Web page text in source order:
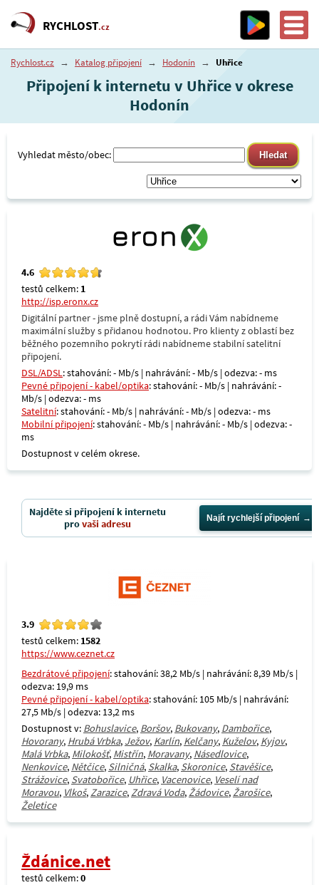
RYCHLOST.cz
Rychlost.cz → Katalog připojení → Hodonín → Uhřice
Připojení k internetu v Uhřice v okrese
Hodonín
Vyhledat město/obec:
4.6
testů celkem: 1
http://isp.eronx.cz
Digitální partner - jsme plně dostupní, a rádi Vám nabídneme
maximální služby s přidanou hodnotou. Pro klienty z oblastí bez
běžného pozemního pokrytí rádi nabídneme stabilní satelitní
připojení.
DSL/ADSL: stahování: - Mb/s | nahrávání: - Mb/s | odezva: - ms
Pevné připojení - kabel/optika: stahování: - Mb/s | nahrávání: -
Mb/s | odezva: - ms
Satelitní: stahování: - Mb/s | nahrávání: - Mb/s | odezva: - ms
Mobilní připojení: stahování: - Mb/s | nahrávání: - Mb/s | odezva: -
ms
Dostupnost v celém okrese.
Najděte si připojení k internetu
provaši adresu Najít rychlejší připojení
3.9
testů celkem: 1582
https://www.ceznet.cz
Bezdrátové připojení: stahování: 38,2 Mb/s | nahrávání: 8,39 Mb/s |
odezva: 19,9 ms
Pevné připojení - kabel/optika: stahování: 105 Mb/s | nahrávání:
27,5 Mb/s | odezva: 13,2 ms
Dostupnost v: Bohuslavice, Boršov, Bukovany, Dambořice,
Hovorany, Hrubá Vrbka, Ježov, Karlín, Kelčany, Kuželov, Kyjov,
Malá Vrbka, Milokošť, Mistřín, Moravany, Násedlovice,
Nenkovice, Nětčice, Silničná, Skalka, Skoronice, Stavěšice,
Strážovice, Svatobořice, Uhřice, Vacenovice, Veselí nad
Moravou, Vlkoš,Zarazice,Zdravá Voda,Žádovice,Žarošice,
Želetice
Ždánice.net
testů celkem:0